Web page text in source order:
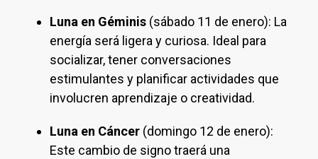
Luna en Géminis (sábado 11 de enero): La
energía será ligera y curiosa. Ideal para
socializar, tener conversaciones
estimulantes y planificar actividades que
involucren aprendizaje o creatividad.
Luna en Cáncer (domingo 12 de enero):
Este cambio de signo traerá una